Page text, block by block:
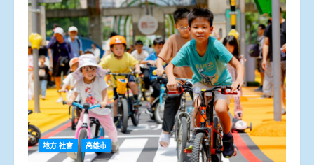
地方.社會 高雄市